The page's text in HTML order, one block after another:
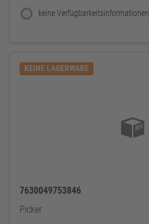
keine Verfügbarkeitsinformationen
KEINE LAGERWARE
7630049753846
Picker